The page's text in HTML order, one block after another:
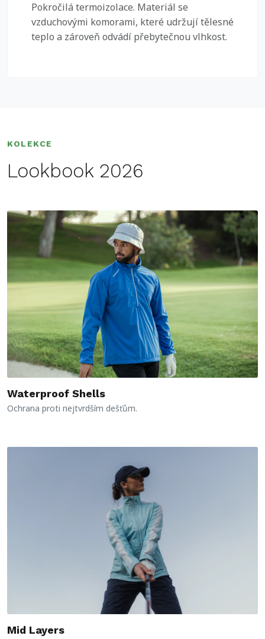
Pokročilá termoizolace. Materiál se
vzduchovými komorami, které udržují tělesné
teplo a zároveň odvádí přebytečnou vlhkost.
KOLEKCE
Lookbook 2026
Waterproof Shells
Ochrana proti nejtvrdším dešťům.
Mid Layers